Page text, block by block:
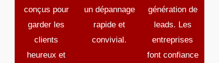
conçus pour
garder les
clients
heureux et
un dépannage
rapide et
convivial.
génération de
leads. Les
entreprises
font confiance